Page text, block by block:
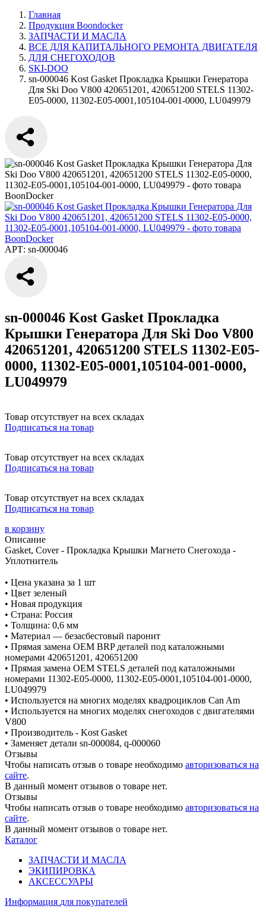
Главная
Продукция Boondocker
ЗАПЧАСТИ И МАСЛА
ВСЕ ДЛЯ КАПИТАЛЬНОГО РЕМОНТА ДВИГАТЕЛЯ
ДЛЯ СНЕГОХОДОВ
SKI-DOO
sn-000046 Kost Gasket Прокладка Крышки Генератора
Для Ski Doo V800 420651201, 420651200 STELS 11302-
E05-0000, 11302-E05-0001,105104-001-0000, LU049979
АРТ: sn-000046
sn-000046 Kost Gasket Прокладка
Крышки Генератора Для Ski Doo V800
420651201, 420651200 STELS 11302-E05-
0000, 11302-E05-0001,105104-001-0000,
LU049979
Товар отсутствует на всех складах
Подписаться на товар
Товар отсутствует на всех складах
Подписаться на товар
Товар отсутствует на всех складах
Подписаться на товар
в корзину
Описание
Gasket, Cover - Прокладка Крышки Магнето Снегохода -
Уплотнитель
• Цена указана за 1 шт
• Цвет зеленый
• Новая продукция
• Страна: Россия
• Толщина: 0,6 мм
• Материал — безасбестовый паронит
• Прямая замена OEM BRP деталей под каталожными
номерами 420651201, 420651200
• Прямая замена OEM STELS деталей под каталожными
номерами 11302-E05-0000, 11302-E05-0001,105104-001-0000,
LU049979
• Используется на многих моделях квадроциклов Can Am
• Используется на многих моделях снегоходов с двигателями
V800
• Производитель - Kost Gasket
• Заменяет детали sn-000084, q-000060
Отзывы
Чтобы написать отзыв о товаре необходимо авторизоваться на
сайте.
В данный момент отзывов о товаре нет.
Отзывы
Чтобы написать отзыв о товаре необходимо авторизоваться на
сайте.
В данный момент отзывов о товаре нет.
Каталог
ЗАПЧАСТИ И МАСЛА
ЭКИПИРОВКА
АКСЕССУАРЫ
Информация для покупателей